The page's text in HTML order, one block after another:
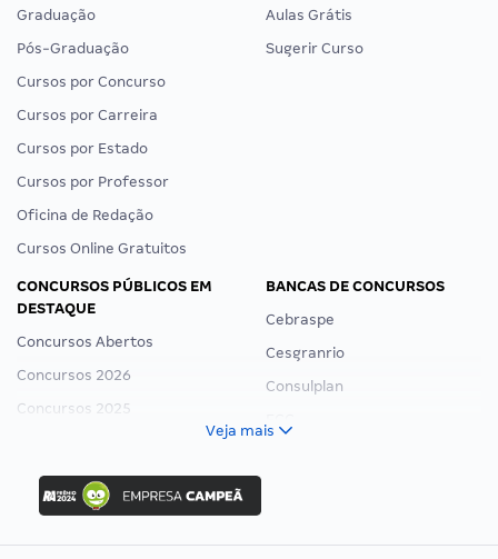
Graduação
Pós-Graduação
Cursos por Concurso
Cursos por Carreira
Cursos por Estado
Cursos por Professor
Oficina de Redação
Cursos Online Gratuitos
Aulas Grátis
Sugerir Curso
CONCURSOS PÚBLICOS EM
DESTAQUE
Concursos Abertos
Concursos 2026
Concursos 2025
Concurso Ibama
Concurso MPU
Editais publicados
BANCAS DE CONCURSOS
Cebraspe
Cesgranrio
Consulplan
Veja mais